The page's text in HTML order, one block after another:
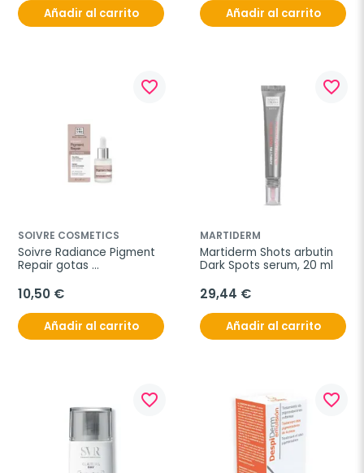
Añadir al carrito Añadir al carrito
favorite_border
SOIVRE COSMETICS
Soivre Radiance Pigment
Repair gotas
10,50 €
Añadir al carrito
favorite_border
MARTIDERM
Martiderm Shots arbutin
Dark Spots serum, 20 ml
29,44 €
Añadir al carrito
favorite_border favorite_border